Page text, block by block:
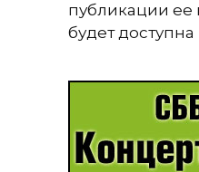
публикации ее
будет доступна